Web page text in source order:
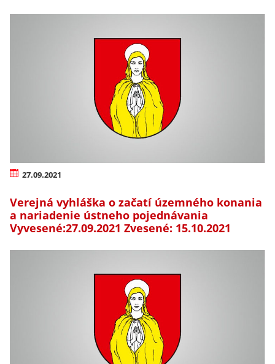
27.09.2021
Verejná vyhláška o začatí územného konania
a nariadenie ústneho pojednávania
Vyvesené:27.09.2021 Zvesené: 15.10.2021